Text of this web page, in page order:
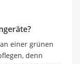
einer grünen
denn